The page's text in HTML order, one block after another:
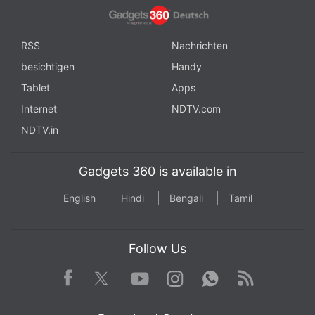
RSS
Nachrichten
besichtigen
Handy
Tablet
Apps
Internet
NDTV.com
NDTV.in
Gadgets 360 is available in
English Hindi Bengali Tamil
Follow Us
Facebook TwitterYoutube
Instagram WhatsApp
Rss